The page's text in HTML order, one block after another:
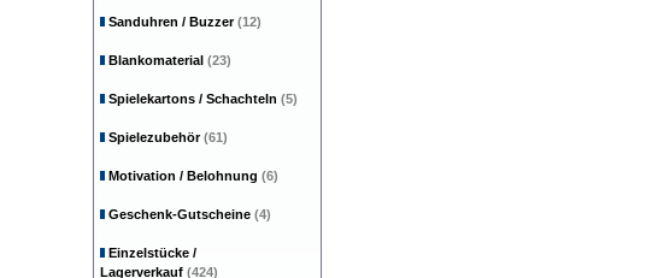
Sanduhren / Buzzer(12)
Blankomaterial (23)
Spielekartons / Schachteln (5)
Spielezubehör(61)
Motivation / Belohnung (6)
Geschenk-Gutscheine (4)
Einzelstücke /
Lagerverkauf (424)